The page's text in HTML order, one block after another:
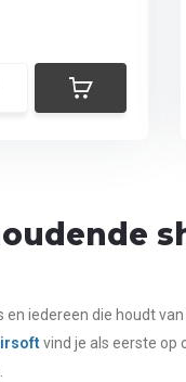
iedereen die houdt
vind je als eerste op